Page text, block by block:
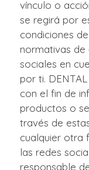
vínculo o
se regirá por
condiciones
normativas de
sociales en
por ti.
con el fin de
productos o
través de
cualquier otra
las redes
responsable